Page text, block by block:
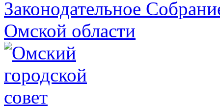
Законодательное
Омской области